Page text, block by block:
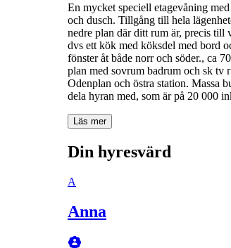
En mycket speciell etagevåning
och dusch. Tillgång till hela
nedre plan där ditt rum är, precis till
dvs ett kök med köksdel med bord
fönster åt både norr och söder., ca
plan med sovrum badrum och sk tv
Odenplan och östra station. Massa
dela hyran med, som är på 20 000
Läs mer
Din hyresvärd
A
Anna